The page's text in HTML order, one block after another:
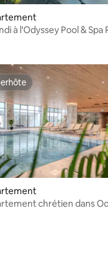
5 sur la base de 9
à l'Odyssey Pool & Spa
5 sur la base de 9
chrétien dans